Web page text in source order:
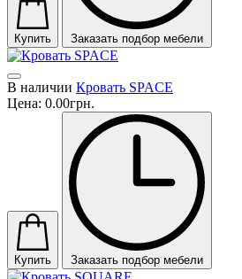
Купить Заказать подбор мебели
В наличии Кровать SPACE
Цена: 0.00грн.
Купить Заказать подбор мебели